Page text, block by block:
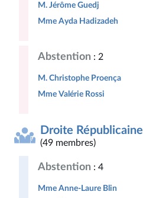
M. Jérôme Guedj
Mme Ayda Hadizadeh
Abstention : 2
M. Christophe Proença
Mme Valérie Rossi
Droite Républicaine
(49 membres)
Abstention : 4
Mme Anne-Laure Blin